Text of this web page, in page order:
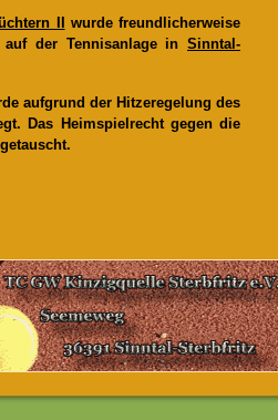
II
wurde freundlicherweise
der Tennisanlage in Sinntal-
aufgrund der Hitzeregelung des
Das Heimspielrecht gegen die